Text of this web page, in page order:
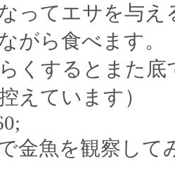
ってエサを与え
がら食べます。
くするとまた
えています）
金魚を観察して